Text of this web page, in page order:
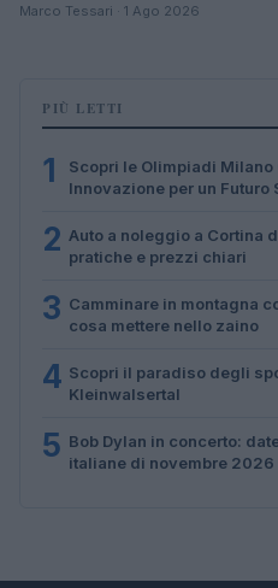
Marco Tessari · 1 Ago 2026
PIÙ LETTI
1
Scopri le Olimpiadi Milano
Innovazione per un Futuro
2 Auto a noleggio a Cortina
pratiche e prezzi chiari
3 Camminare in montagna
cosa mettere nello zaino
4 Scopri il paradiso degli
Kleinwalsertal
5 Bob Dylan in concerto:
italiane di novembre 2026